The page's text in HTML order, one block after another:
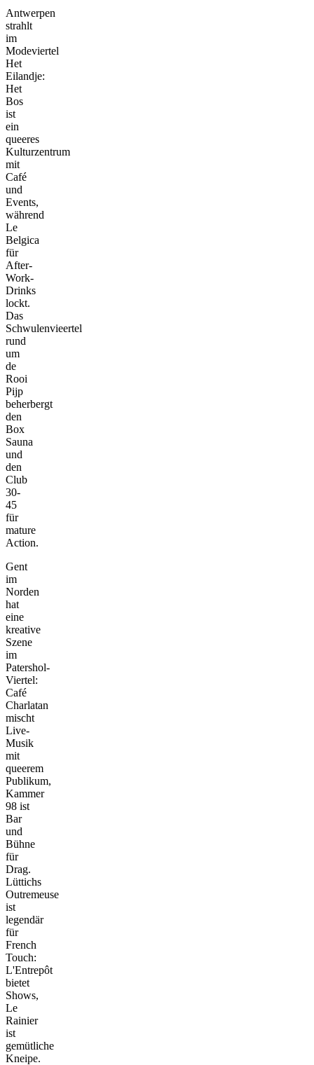
Antwerpen
strahlt
im
Modeviertel
Het
Eilandje:
Het
Bos
ist
ein
queeres
Kulturzentrum
mit
Café
und
Events,
während
Le
Belgica
für
After-
Work-
Drinks
lockt.
Das
Schwulenvieertel
rund
um
de
Rooi
Pijp
beherbergt
den
Box
Sauna
und
den
Club
30-
45
für
mature
Action.
Gent
im
Norden
hat
eine
kreative
Szene
im
Patershol-
Viertel:
Café
Charlatan
mischt
Live-
Musik
mit
queerem
Publikum,
Kammer
98 ist
Bar
und
Bühne
für
Drag.
Lüttichs
Outremeuse
ist
legendär
für
French
Touch:
L'Entrepôt
bietet
Shows,
Le
Rainier
ist
gemütliche
Kneipe.